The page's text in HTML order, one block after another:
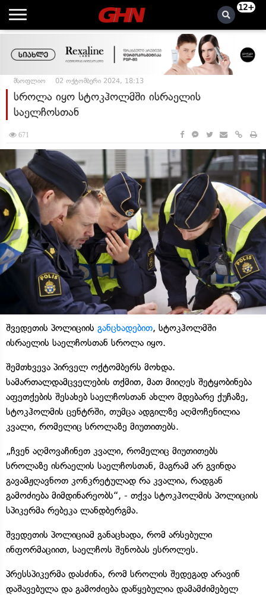
12+
მსოფლიო 02 ოქტომბერი 2024, 18:13
სროლა იყო სტოკჰოლმში ისრაელის
საელჩოსთან
671
შვედეთის პოლიციის განცხადებით, სტოკჰოლმში
ისრაელის საელჩოსთან სროლა იყო.
შემთხვევა პირველ ოქტომბერს მოხდა.
სამართალდამცველების თქმით, მათ მიიღეს შეტყობინება
აფეთქების შესახებ საელჩოსთან ახლო მდებარე ქუჩაზე,
სტოკჰოლმის ცენტრში, თუმცა ადგილზე აღმოჩენილია
კვალი, რომელიც სროლაზე მიუთითებს.
„ჩვენ აღმოვაჩინეთ კვალი, რომელიც მიუთითებს
სროლაზე ისრაელის საელჩოსთან, მაგრამ არ გვინდა
გავამჟღავნოთ კონკრეტულად რა კვალია, რადგან
გამოძიება მიმდინარეობს“, - თქვა სტოკჰოლმის პოლიციის
სპიკერმა რებეკა ლანდბერგმა.
შვედეთის პოლიციამ განაცხადა, რომ არსებული
ინფორმაციით, საელჩოს შენობას ესროლეს.
პრესსპიკერმა დასძინა, რომ სროლის შედეგად არავინ
დაშავებულა და გამოძიება დაწყებულია დამამძიმებელ